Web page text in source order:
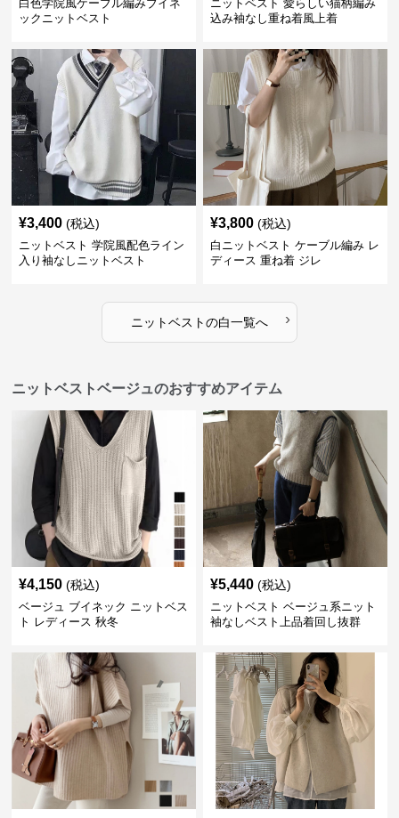
白色学院風ケーブル編みブイネ
ックニットベスト
ニットベスト 愛らしい猫柄編み
込み袖なし重ね着風上着
¥3,400 (税込)
ニットベスト 学院風配色ライン
入り袖なしニットベスト
¥3,800 (税込)
白ニットベスト ケーブル編み レ
ディース 重ね着 ジレ
ニットベストの白一覧へ ›
ニットベストベージュのおすすめアイテム
¥4,150 (税込)
ベージュ ブイネック ニットベス
ト レディース 秋冬
¥5,440 (税込)
ニットベスト ベージュ系ニット
袖なしベスト上品着回し抜群